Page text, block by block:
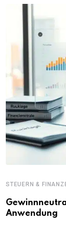
STEUERN &
Anwendung